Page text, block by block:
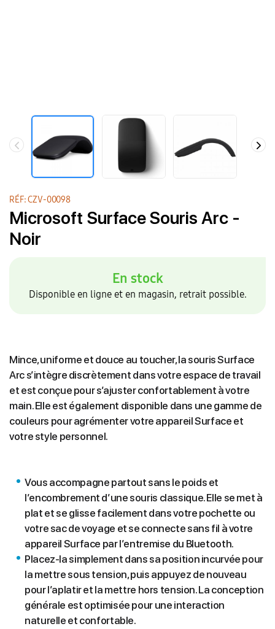
RÉF: CZV-00098
Microsoft Surface Souris Arc -
Noir
En stock
Disponible en ligne et en magasin, retrait possible.
Mince, uniforme et douce au toucher, la souris Surface
Arc s’intègre discrètement dans votre espace de travail
et est conçue pour s’ajuster confortablement à votre
main. Elle est également disponible dans une gamme de
couleurs pour agrémenter votre appareil Surface et
votre style personnel.
Vous accompagne partout sans le poids et
l’encombrement d’une souris classique. Elle se met à
plat et se glisse facilement dans votre pochette ou
votre sac de voyage et se connecte sans fil à votre
appareil Surface par l’entremise du Bluetooth.
Placez-la simplement dans sa position incurvée pour
la mettre sous tension, puis appuyez de nouveau
pour l’aplatir et la mettre hors tension. La conception
générale est optimisée pour une interaction
naturelle et confortable.